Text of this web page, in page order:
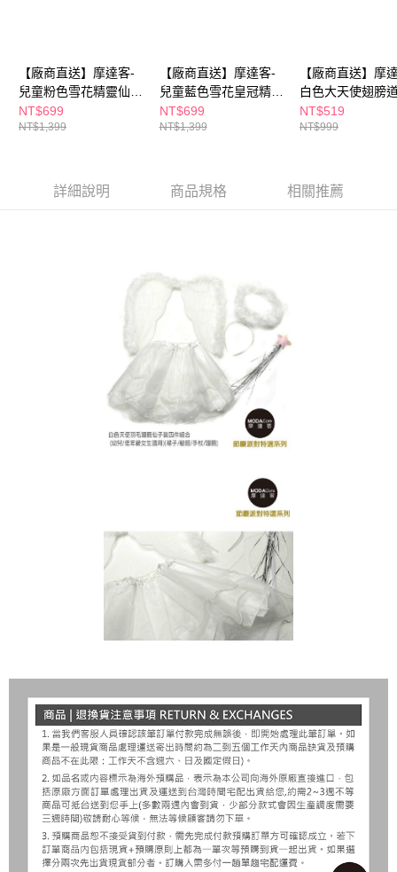
※ 請注意：結帳手續完成當下不需立刻繳費，但若您需要取消訂單，請聯絡
購買商品的店家。未經商家同意取消之訂單仍視為有效，需透過AFTEE先享
後付繳納相關費用。
※ 交易是否成功請以「AFTEE先享後付 」之結帳頁面顯示為準，若有關於
是否繳費成功／繳費後需取消欲退款等相關疑問，請聯繫「AFTEE先享後付
１．透過由恩沛科技股份有限公司提供之「AFTEE先享後付」服務完成之交
３．未成年的使用者請事先徵得法定代理人或監護人之同意方可使用
「AFTEE先享後付」，若未經同意申辦者引起之損失，本公司不負相關責
４．使用「AFTEE先享後付」時，將依據個別帳號之用戶狀況，依本公司即
時審查核予不同之上限額度；若仍有額度不足之情形，本公司將視審查結果
請求用戶進行身份認證。
５．嚴禁一人註冊多個帳號或使用他人資訊註冊。若發現惡意使用之情形，
恩沛科技股份有限公司將有權停止該用戶之使用額度並採取法律行動。
【廠商直送】摩達客-
兒童粉色雪花精靈仙子
裝四件組
NT$699
NT$1,399
【廠商直送】摩達客-
兒童藍色雪花皇冠精靈
仙子裝四件組
NT$699
NT$1,399
【廠商直送】摩
白色大天使翅膀
NT$519
NT$999
詳細說明 商品規格 相關推薦